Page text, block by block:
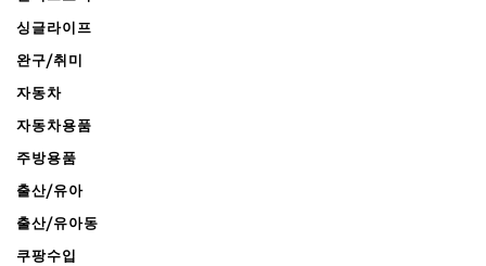
싱글라이프
완구/취미
자동차
자동차용품
주방용품
출산/유아
출산/유아동
쿠팡수입